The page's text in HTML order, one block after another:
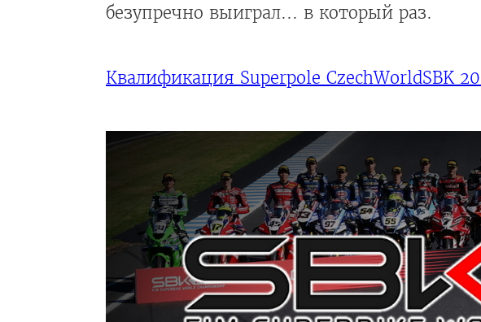
безупречно выиграл... в который раз.
Квалификация Superpole CzechWorldSBK